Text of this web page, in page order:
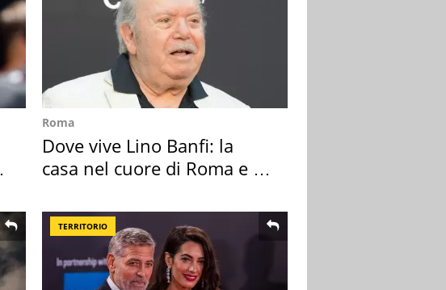
Roma
Dove vive Lino Banfi: la
casa nel cuore di Roma e i
TERRITORIO